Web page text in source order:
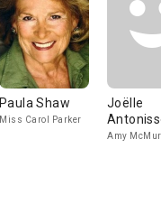
Paula Shaw
Miss Carol Parker
Joëlle
Amy